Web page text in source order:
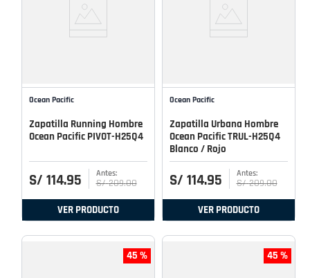
Ocean Pacific
Zapatilla Running Hombre
Ocean Pacific PIVOT-H25Q4
S/ 114.95 S/ 209.00
VER PRODUCTO
Ocean Pacific
Zapatilla Urbana Hombre
Ocean Pacific TRUL-H25Q4
Blanco / Rojo
S/ 114.95 S/ 209.00
VER PRODUCTO
45 % 45 %